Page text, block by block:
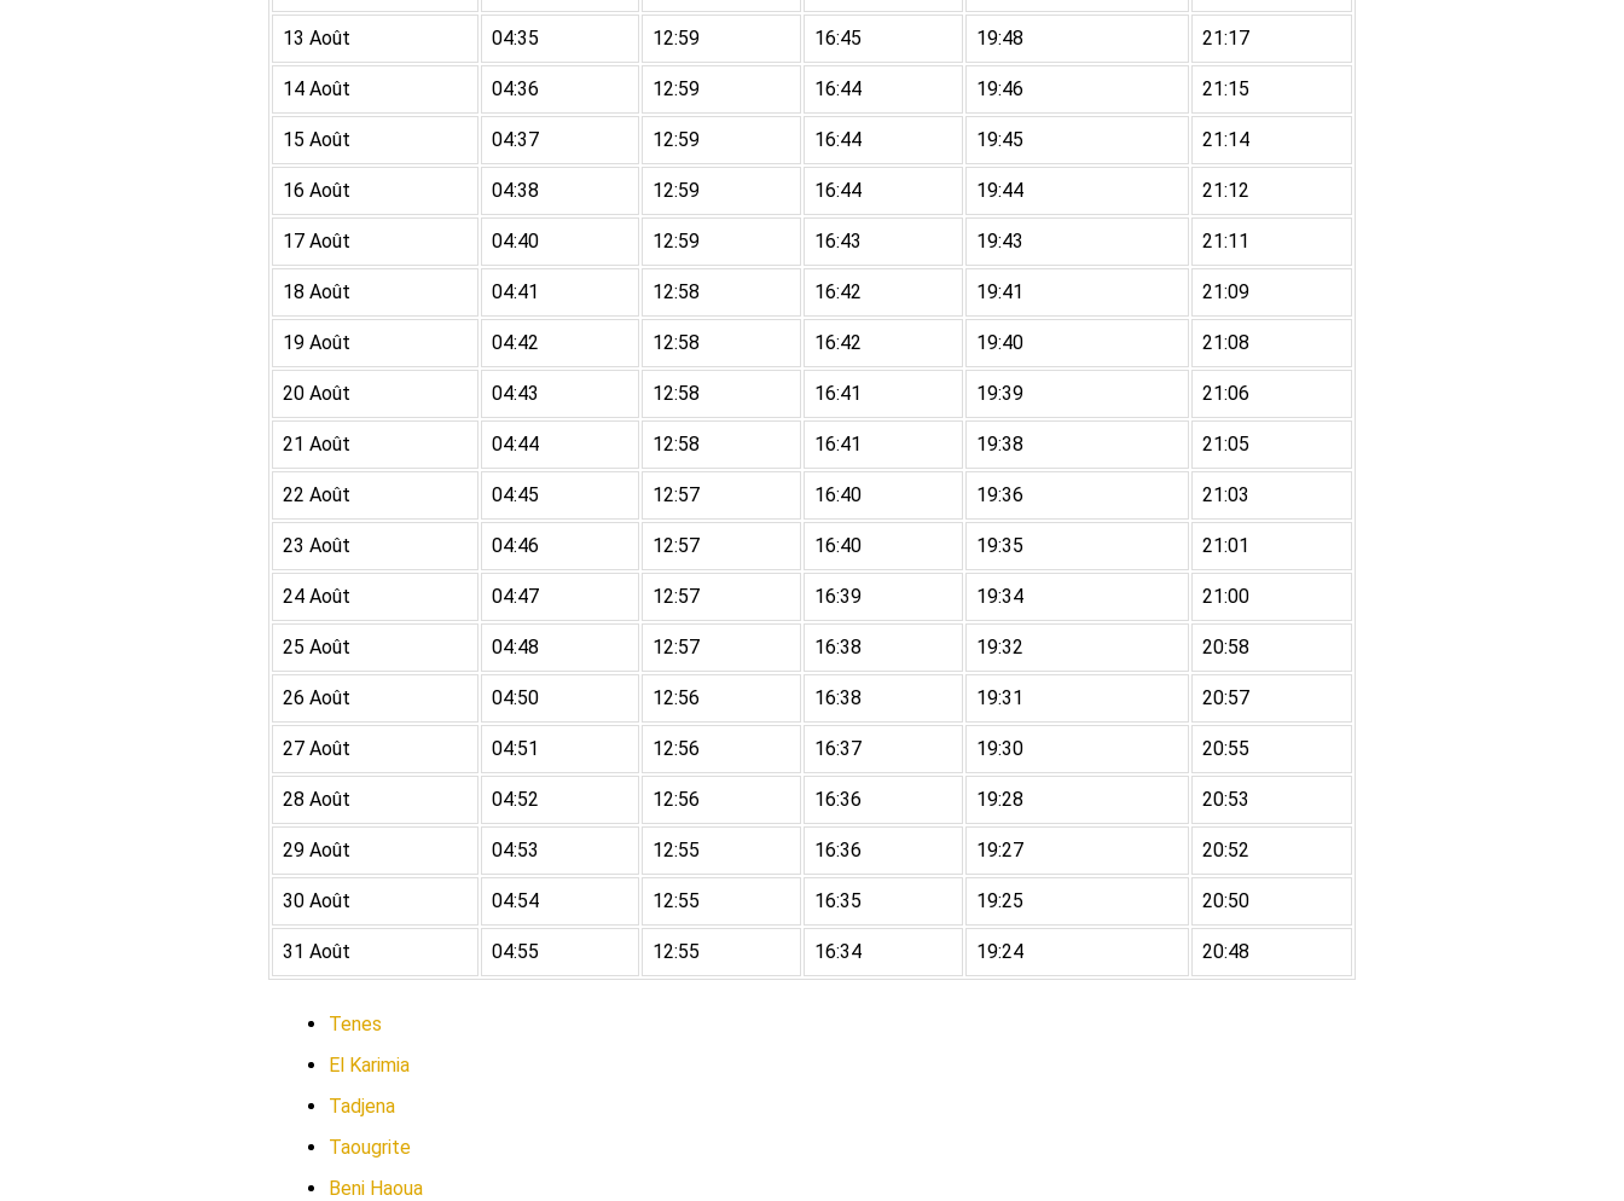
13 Août 04:35 12:59 16:45 19:48 21:17
14 Août 04:36 12:59 16:44 19:46 21:15
15 Août 04:37 12:59 16:44 19:45 21:14
16 Août 04:38 12:59 16:44 19:44 21:12
17 Août 04:40 12:59 16:43 19:43 21:11
18 Août 04:41 12:58 16:42 19:41 21:09
19 Août 04:42 12:58 16:42 19:40 21:08
20 Août 04:43 12:58 16:41 19:39 21:06
21 Août 04:44 12:58 16:41 19:38 21:05
22 Août 04:45 12:57 16:40 19:36 21:03
23 Août 04:46 12:57 16:40 19:35 21:01
24 Août 04:47 12:57 16:39 19:34 21:00
25 Août 04:48 12:57 16:38 19:32 20:58
26 Août 04:50 12:56 16:38 19:31 20:57
27 Août 04:51 12:56 16:37 19:30 20:55
28 Août 04:52 12:56 16:36 19:28 20:53
29 Août 04:53 12:55 16:36 19:27 20:52
30 Août 04:54 12:55 16:35 19:25 20:50
31 Août 04:55 12:55 16:34 19:24 20:48
Tenes
El Karimia
Tadjena
Taougrite
Beni Haoua